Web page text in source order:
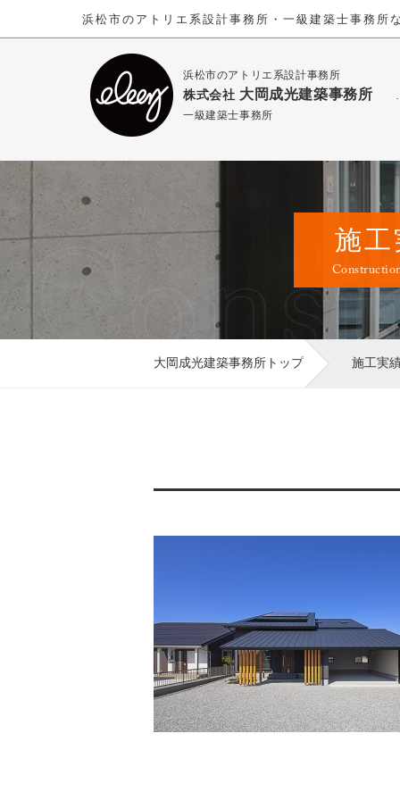
浜松市のアトリエ系設計事務所・一級建築士事務所
浜松市のアトリエ系設計事務所
株式会社 大岡成光建築事務所
一級建築士事務所
施
大岡成光建築事務所トップ 施工実